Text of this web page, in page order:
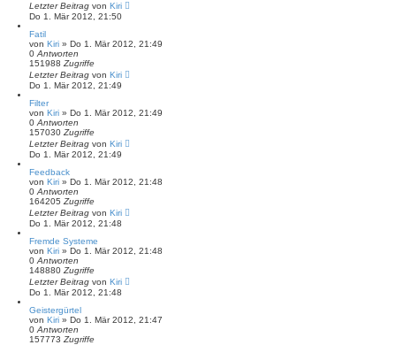
Letzter Beitrag von Kiri
Do 1. Mär 2012, 21:50
Fatil
von Kiri » Do 1. Mär 2012, 21:49
0 Antworten
151988 Zugriffe
Letzter Beitrag von Kiri
Do 1. Mär 2012, 21:49
Filter
von Kiri » Do 1. Mär 2012, 21:49
0 Antworten
157030 Zugriffe
Letzter Beitrag von Kiri
Do 1. Mär 2012, 21:49
Feedback
von Kiri » Do 1. Mär 2012, 21:48
0 Antworten
164205 Zugriffe
Letzter Beitrag von Kiri
Do 1. Mär 2012, 21:48
Fremde Systeme
von Kiri » Do 1. Mär 2012, 21:48
0 Antworten
148880 Zugriffe
Letzter Beitrag von Kiri
Do 1. Mär 2012, 21:48
Geistergürtel
von Kiri » Do 1. Mär 2012, 21:47
0 Antworten
157773 Zugriffe